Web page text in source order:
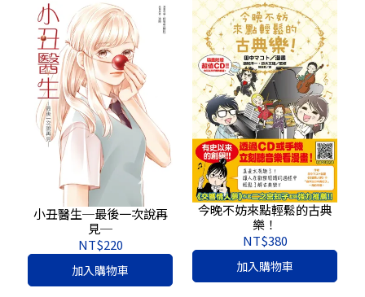
小丑醫生─最後一次說再
見─
NT$220
加入購物車
今晚不妨來點輕鬆的古典
樂！
NT$380
加入購物車